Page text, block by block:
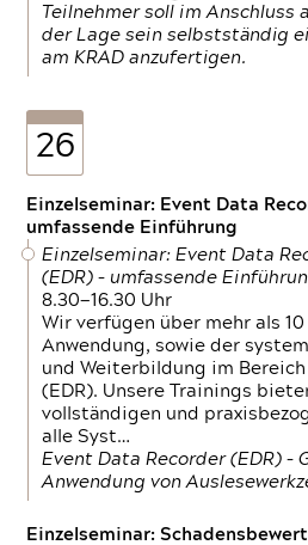
Teilnehmer soll im Anschluss
der Lage sein selbstständig
am KRAD anzufertigen.
26
Einzelseminar: Event Data
umfassende Einführung
Einzelseminar: Event Data
(EDR) – umfassende
8.30—16.30 Uhr
Wir verfügen über mehr als
Anwendung, sowie der
und Weiterbildung im
(EDR). Unsere Trainings
vollständigen und
alle Syst…
Event Data Recorder (EDR) –
Anwendung von
Einzelseminar: